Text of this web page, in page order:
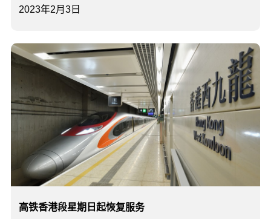
2023年2月3日
高铁香港段星期日起恢复服务